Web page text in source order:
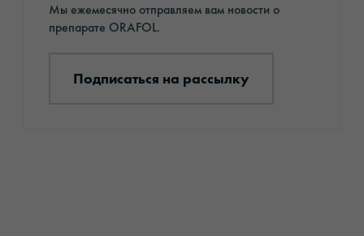
Мы ежемесячно отправляем вам новости о
препарате ORAFOL.
Подписаться на рассылку